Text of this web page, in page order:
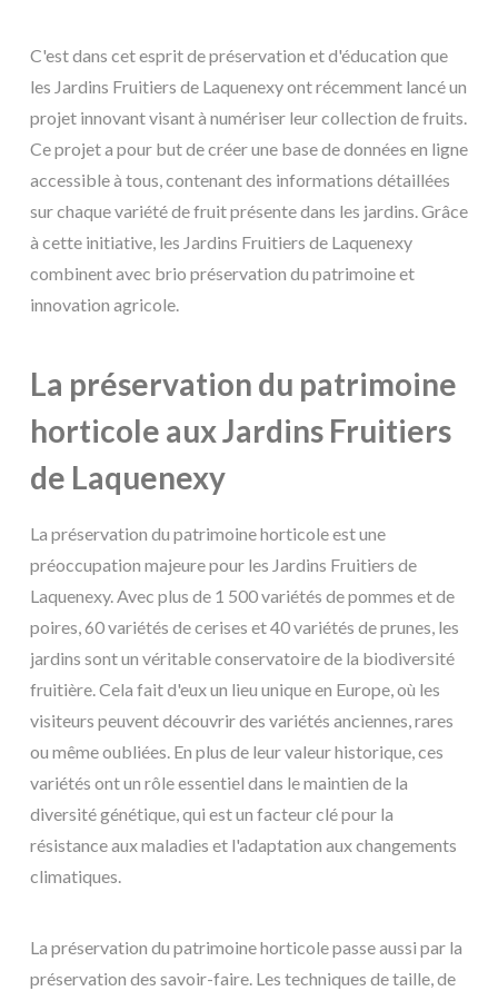
C'est dans cet esprit de préservation et d'éducation que
les Jardins Fruitiers de Laquenexy ont récemment lancé un
projet innovant visant à numériser leur collection de fruits.
Ce projet a pour but de créer une base de données en ligne
accessible à tous, contenant des informations détaillées
sur chaque variété de fruit présente dans les jardins. Grâce
à cette initiative, les Jardins Fruitiers de Laquenexy
combinent avec brio préservation du patrimoine et
innovation agricole.
La préservation du patrimoine
horticole aux Jardins Fruitiers
de Laquenexy
La préservation du patrimoine horticole est une
préoccupation majeure pour les Jardins Fruitiers de
Laquenexy. Avec plus de 1 500 variétés de pommes et de
poires, 60 variétés de cerises et 40 variétés de prunes, les
jardins sont un véritable conservatoire de la biodiversité
fruitière. Cela fait d'eux un lieu unique en Europe, où les
visiteurs peuvent découvrir des variétés anciennes, rares
ou même oubliées. En plus de leur valeur historique, ces
variétés ont un rôle essentiel dans le maintien de la
diversité génétique, qui est un facteur clé pour la
résistance aux maladies et l'adaptation aux changements
climatiques.
La préservation du patrimoine horticole passe aussi par la
préservation des savoir-faire. Les techniques de taille, de